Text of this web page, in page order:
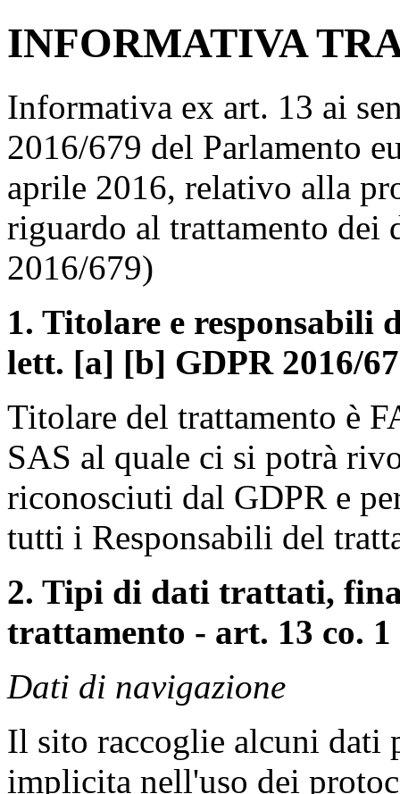
INFORMATIVA
Informativa ex art. 13 ai
2016/679 del Parlamento
aprile 2016, relativo alla
riguardo al trattamento dei
2016/679)
1. Titolare e responsabili
lett. [a] [b] GDPR 2016/
Titolare del trattamento è
SAS al quale ci si potrà
riconosciuti dal GDPR e
tutti i Responsabili del
2. Tipi di dati trattati,
trattamento - art. 13 co.
Dati di navigazione
Il sito raccoglie alcuni dati
implicita nell'uso dei